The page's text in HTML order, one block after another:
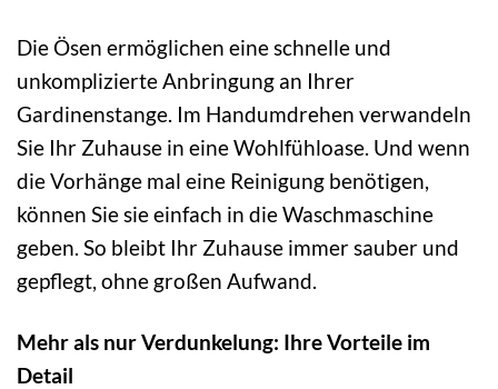
Die Ösen ermöglichen eine schnelle und
unkomplizierte Anbringung an Ihrer
Gardinenstange. Im Handumdrehen verwandeln
Sie Ihr Zuhause in eine Wohlfühloase. Und wenn
die Vorhänge mal eine Reinigung benötigen,
können Sie sie einfach in die Waschmaschine
geben. So bleibt Ihr Zuhause immer sauber und
gepflegt, ohne großen Aufwand.
Mehr als nur Verdunkelung: Ihre Vorteile im
Detail